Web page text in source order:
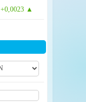
+0,0023 ▲